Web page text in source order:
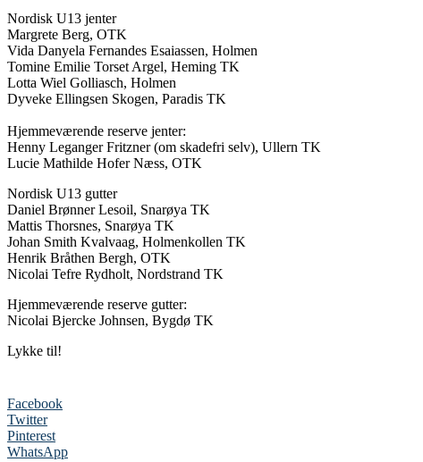
Nordisk U13 jenter
Margrete Berg, OTK
Vida Danyela Fernandes Esaiassen, Holmen
Tomine Emilie Torset Argel, Heming TK
Lotta Wiel Golliasch, Holmen
Dyveke Ellingsen Skogen, Paradis TK
Hjemmeværende reserve jenter:
Henny Leganger Fritzner (om skadefri selv), Ullern TK
Lucie Mathilde Hofer Næss, OTK
Nordisk U13 gutter
Daniel Brønner Lesoil, Snarøya TK
Mattis Thorsnes, Snarøya TK
Johan Smith Kvalvaag, Holmenkollen TK
Henrik Bråthen Bergh, OTK
Nicolai Tefre Rydholt, Nordstrand TK
Hjemmeværende reserve gutter:
Nicolai Bjercke Johnsen, Bygdø TK
Lykke til!
Facebook
Twitter
Pinterest
WhatsApp